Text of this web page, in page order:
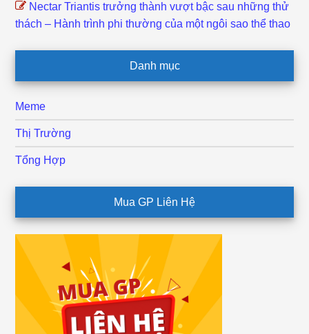
Nectar Triantis trưởng thành vượt bậc sau những thử
thách – Hành trình phi thường của một ngôi sao thể thao
Danh mục
Meme
Thị Trường
Tổng Hợp
Mua GP Liên Hệ